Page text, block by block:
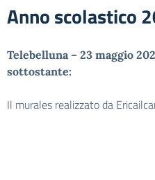
Anno scolastico
Telebelluna – 23 maggio
sottostante:
Il murales realizzato da